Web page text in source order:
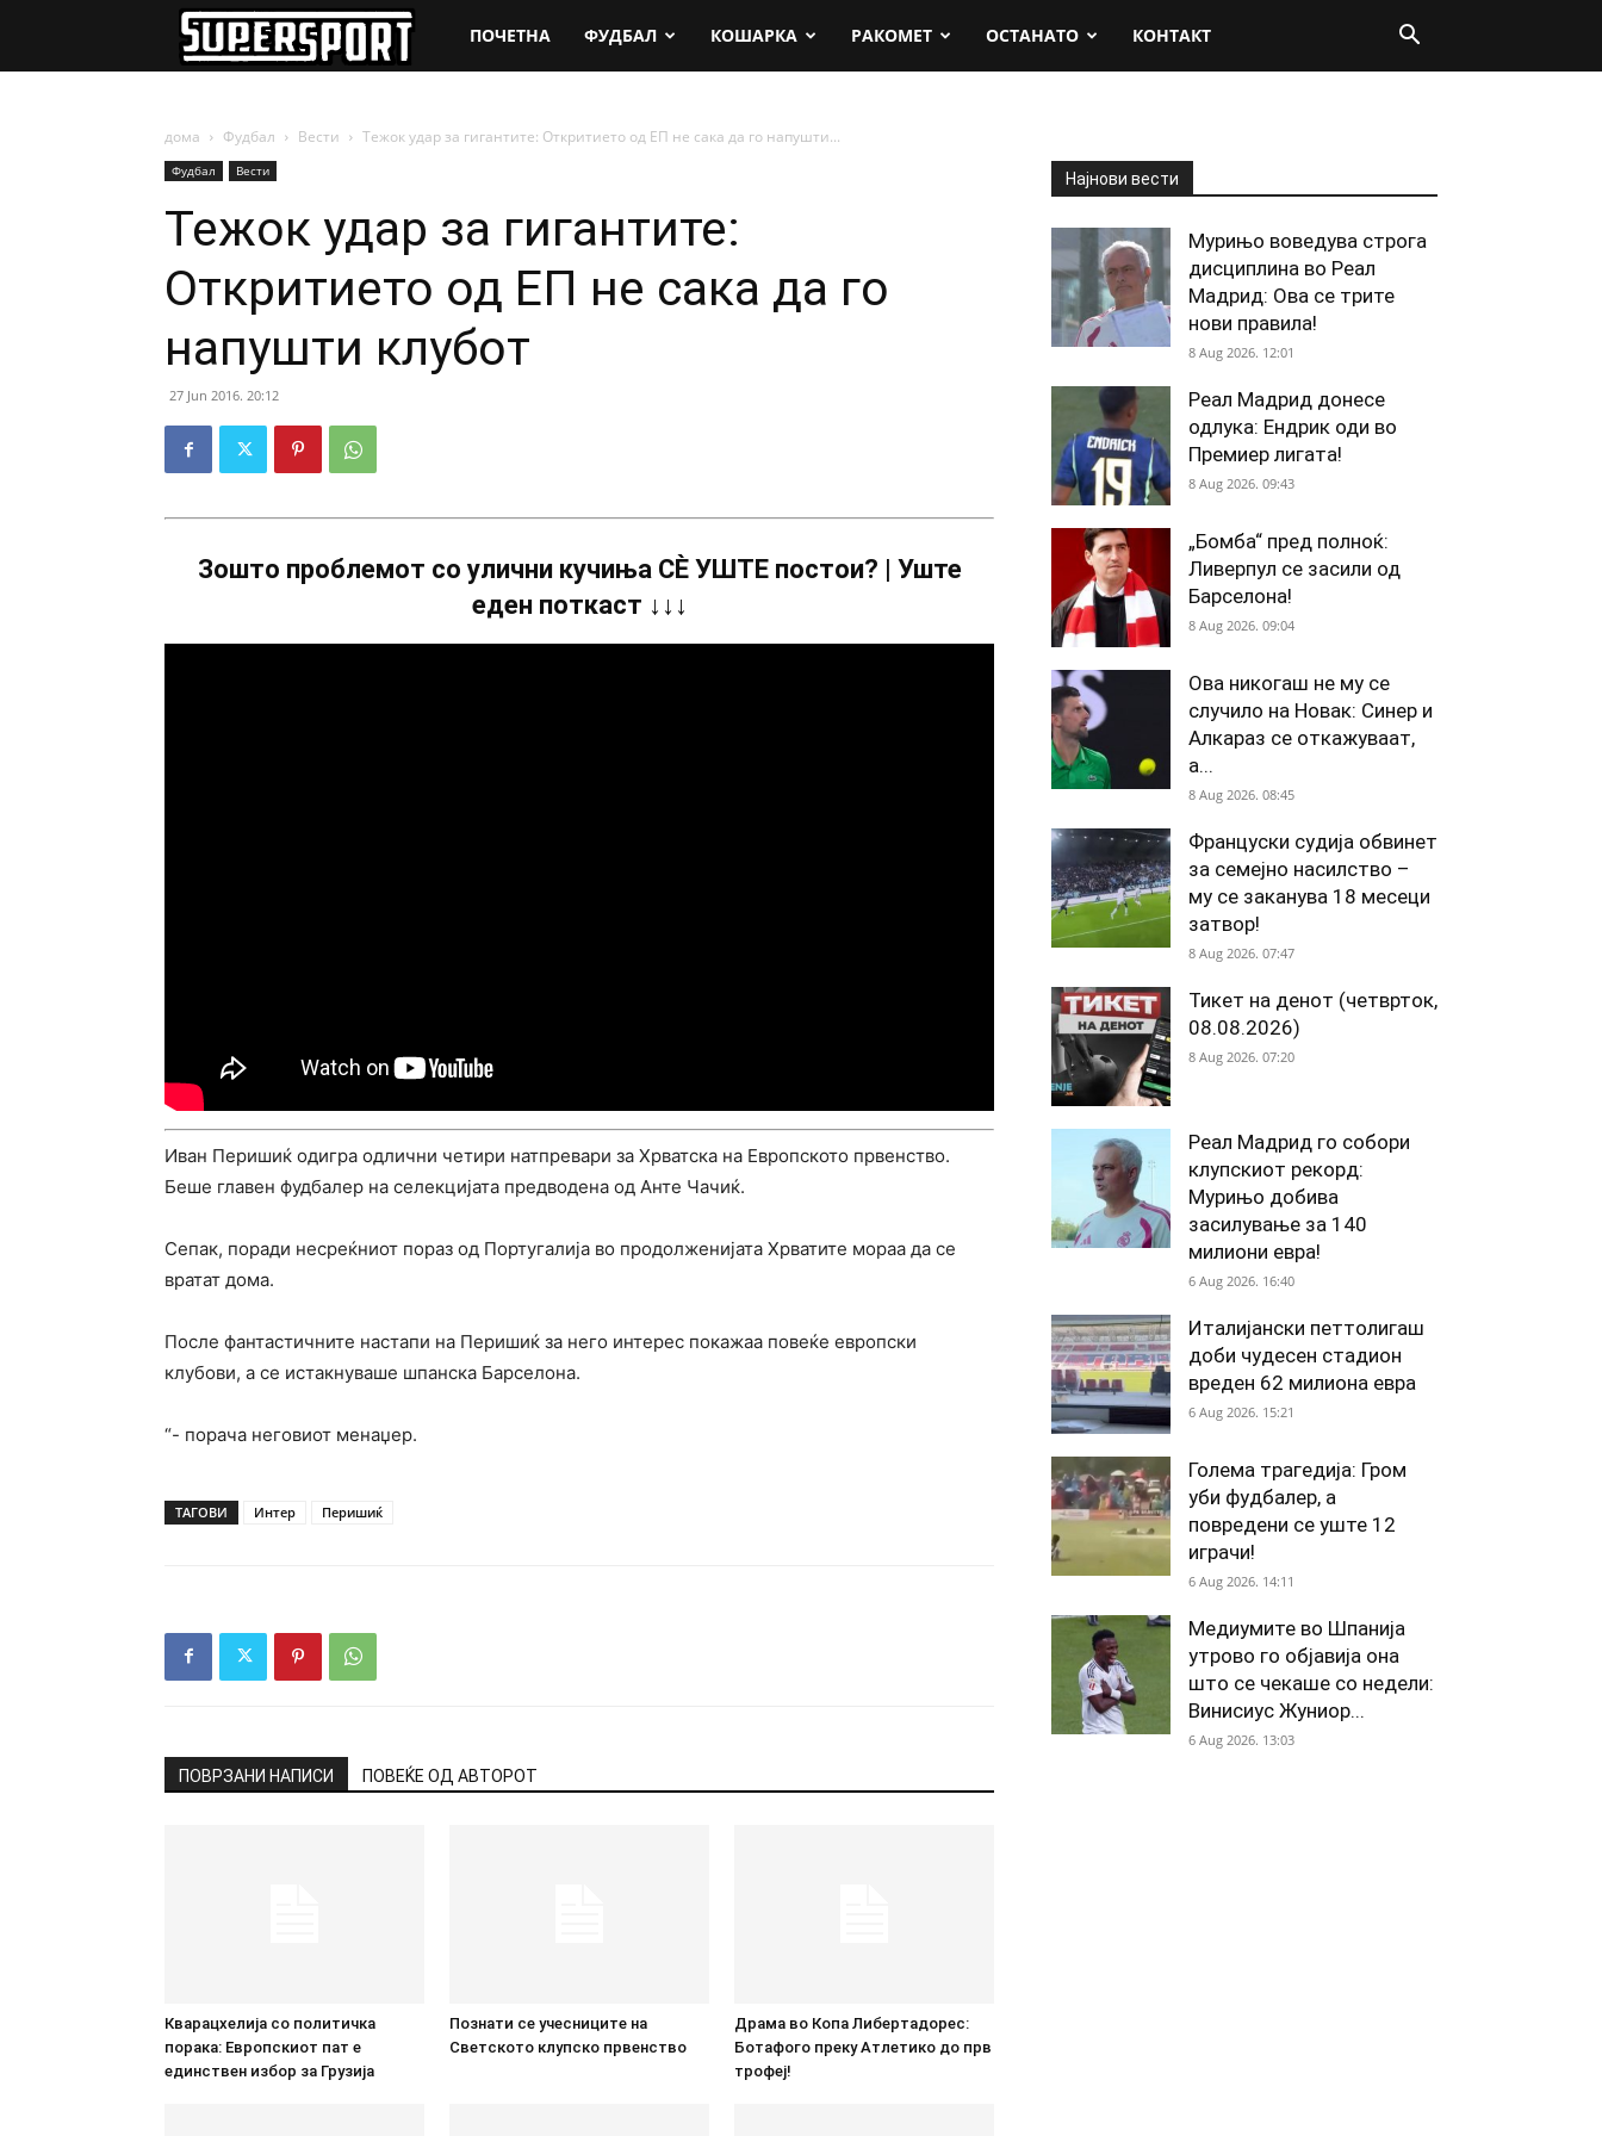
SuperSport.mk
ПОЧЕТНА ФУДБАЛ КОШАРКА РАКОМЕТ ОСТАНАТО КОНТАКТ
дома Фудбал Вести Тежок удар за гигантите: Откритието од ЕП не сака да го напушти...
Фудбал Вести
Тежок удар за гигантите:
Откритието од ЕП не сака да го
напушти клубот
27 Jun 2016. 20:12
Зошто проблемот со улични кучиња СÈ УШТЕ постои? | Уште
еден поткаст ↓↓↓
Иван Перишиќ одигра одлични четири натпревари за Хрватска на Европското првенство.
Беше главен фудбалер на селекцијата предводена од Анте Чачиќ.
Сепак, поради несреќниот пораз од Португалија во продолженијата Хрватите мораа да се
вратат дома.
После фантастичните настапи на Перишиќ за него интерес покажаа повеќе европски
клубови, а се истакнуваше шпанска Барселона.
“- порача неговиот менаџер.
ТАГОВИ Интер Перишиќ
ПОВРЗАНИ НАПИСИ ПОВЕЌЕ ОД АВТОРОТ
Кварацхелија со политичка
порака: Европскиот пат е
единствен избор за Грузија
Познати се учесниците на
Светското клупско првенство
Драма во Копа Либертадорес:
Ботафого преку Атлетико до прв
трофеј!
Најнови вести
Мурињо воведува строга
дисциплина во Реал
Мадрид: Ова се трите
нови правила!
8 Aug 2026. 12:01
Реал Мадрид донесе
одлука: Ендрик оди во
Премиер лигата!
8 Aug 2026. 09:43
„Бомба“ пред полноќ:
Ливерпул се засили од
Барселона!
8 Aug 2026. 09:04
Ова никогаш не му се
случило на Новак: Синер и
Алкараз се откажуваат,
а...
8 Aug 2026. 08:45
Француски судија обвинет
за семејно насилство –
му се заканува 18 месеци
затвор!
8 Aug 2026. 07:47
Тикет на денот (четврток,
08.08.2026)
8 Aug 2026. 07:20
Реал Мадрид го собори
клупскиот рекорд:
Мурињо добива
засилување за 140
милиони евра!
6 Aug 2026. 16:40
Италијански петтолигаш
доби чудесен стадион
вреден 62 милиона евра
6 Aug 2026. 15:21
Голема трагедија: Гром
уби фудбалер, а
повредени се уште 12
играчи!
6 Aug 2026. 14:11
Медиумите во Шпанија
утрово го објавија она
што се чекаше со недели:
Винисиус Жуниор...
6 Aug 2026. 13:03